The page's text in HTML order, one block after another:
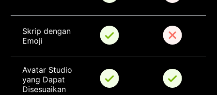
Skrip dengan
Emoji
Avatar Studio
yang Dapat
Disesuaikan